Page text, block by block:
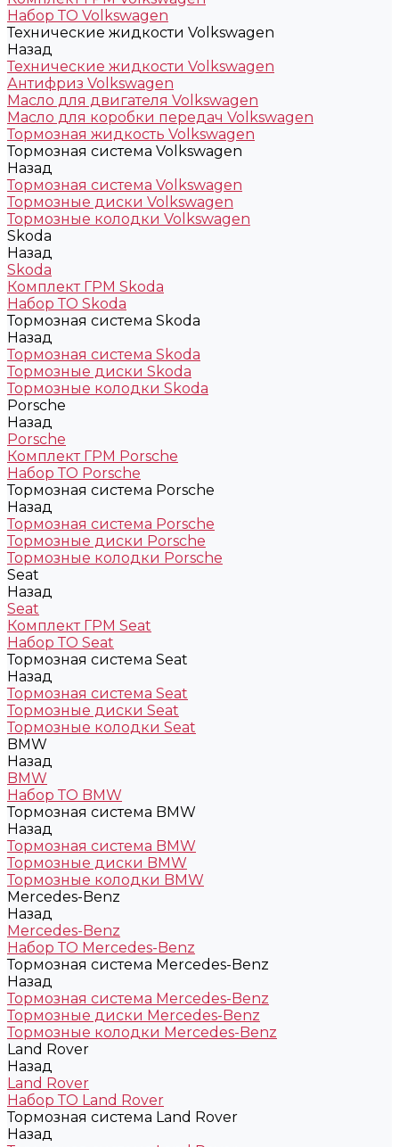
Набор ТО Volkswagen
Технические жидкости Volkswagen
Назад
Технические жидкости Volkswagen
Антифриз Volkswagen
Масло для двигателя Volkswagen
Масло для коробки передач Volkswagen
Тормозная жидкость Volkswagen
Тормозная система Volkswagen
Назад
Тормозная система Volkswagen
Тормозные диски Volkswagen
Тормозные колодки Volkswagen
Skoda
Назад
Skoda
Комплект ГРМ Skoda
Набор ТО Skoda
Тормозная система Skoda
Назад
Тормозная система Skoda
Тормозные диски Skoda
Тормозные колодки Skoda
Porsche
Назад
Porsche
Комплект ГРМ Porsche
Набор ТО Porsche
Тормозная система Porsche
Назад
Тормозная система Porsche
Тормозные диски Porsche
Тормозные колодки Porsche
Seat
Назад
Seat
Комплект ГРМ Seat
Набор ТО Seat
Тормозная система Seat
Назад
Тормозная система Seat
Тормозные диски Seat
Тормозные колодки Seat
BMW
Назад
BMW
Набор ТО BMW
Тормозная система BMW
Назад
Тормозная система BMW
Тормозные диски BMW
Тормозные колодки BMW
Mercedes-Benz
Назад
Mercedes-Benz
Набор ТО Mercedes-Benz
Тормозная система Mercedes-Benz
Назад
Тормозная система Mercedes-Benz
Тормозные диски Mercedes-Benz
Тормозные колодки Mercedes-Benz
Land Rover
Назад
Land Rover
Набор ТО Land Rover
Тормозная система Land Rover
Назад